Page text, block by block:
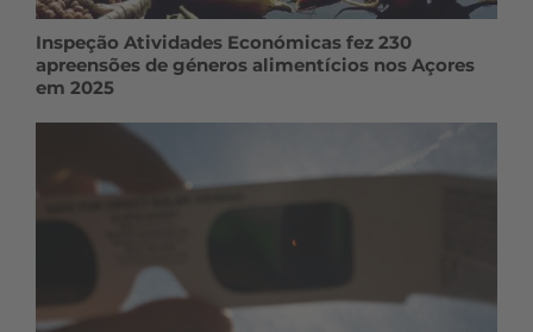
Inspeção Atividades Económicas fez 230
apreensões de géneros alimentícios nos Açores
em 2025